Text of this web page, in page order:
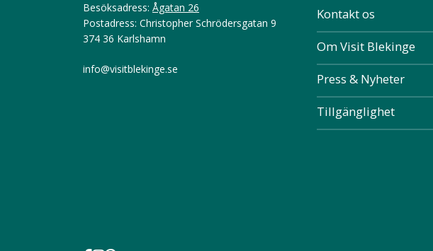
Besöksadress: Ågatan 26
Postadress: Christopher Schrödersgatan 9
374 36 Karlshamn
info@visitblekinge.se
Kontakt os
Om Visit Blekinge
Press & Nyheter
Tillgänglighet